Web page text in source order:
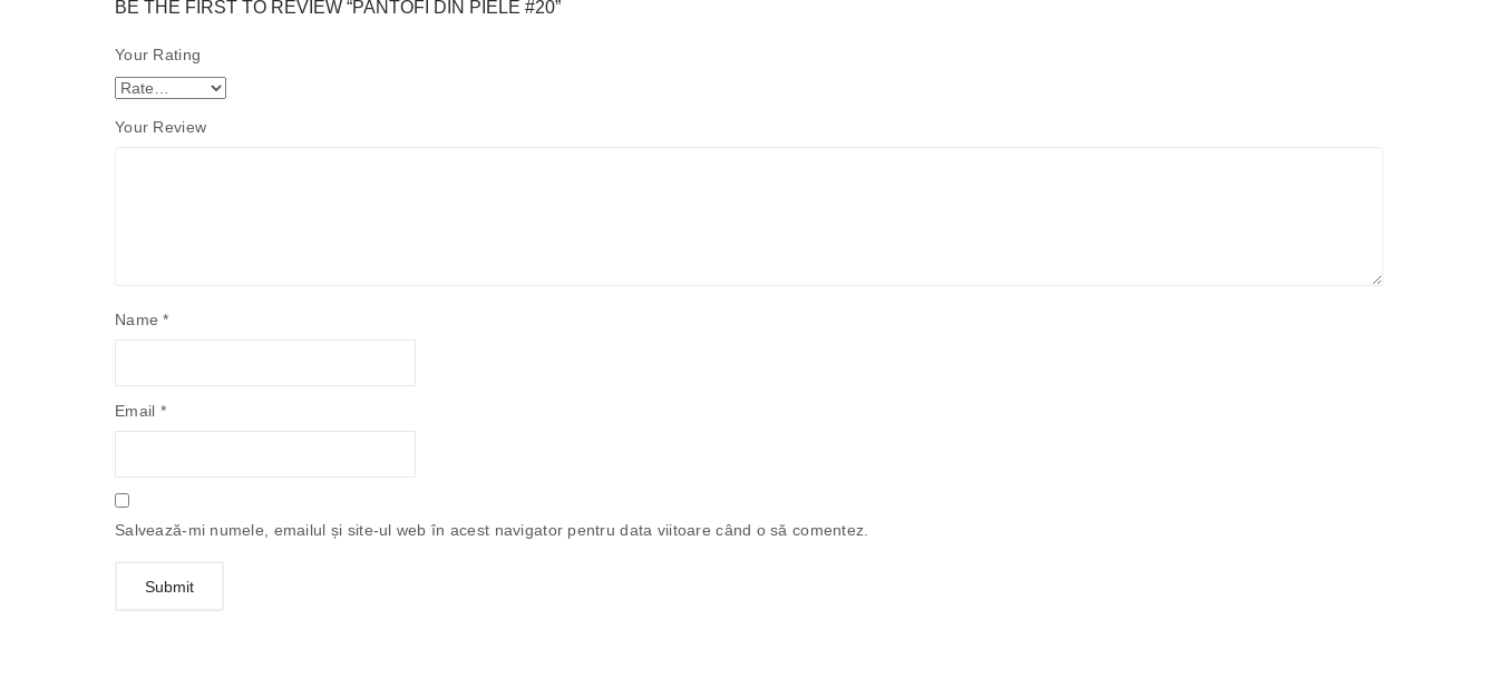
BE THE FIRST TO REVIEW “PANTOFI DIN PIELE #20”
Your Rating
Your Review
Name*
Email *
Salvează-mi numele, emailul și site-ul web în acest navigator pentru data viitoare când o să comentez.